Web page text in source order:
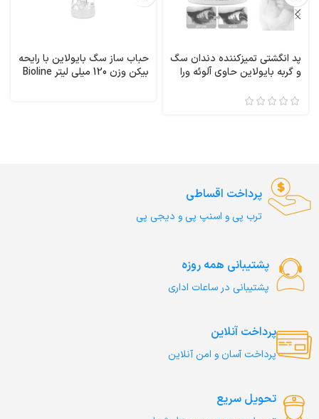
پد انگشتی تمیزکننده دندان سگ
و گربه بایولاین حاوی آلوئه ورا
Finger Wipes
حباب ساز سگ بایولاین با رایحه
بیکن وزن 120 میلی لیتر Bioline
پرداخت اقساطی
ترب‌ پی و اسنپ پی و دیجی پی
پشتیبانی همه روزه
پشتیبانی در ساعات اداری
پرداخت آنلاین
پرداخت آسان و امن آنلاین
تحویل سریع